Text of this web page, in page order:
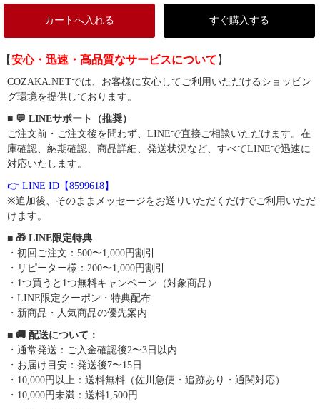
カートへ入れる すぐ購入する
【安心・迅速・高品質なサービスについて 】
COZAKA.NETでは、お客様に安心してご利用いただけるショッピン
グ環境を提供しております。
■ 💬 LINEサポート（推奨）
ご注文前・ご注文後を問わず、LINEで直接ご相談いただけます。在
庫確認、納期確認、商品詳細、発送状況など、すべてLINEで迅速に
対応いたします。
👉 LINE ID【8599618】
※追加後、そのままメッセージをお送りいただくだけでご利用いただ
けます。
■ 🎁 LINE限定特典
・初回ご注文：500〜1,000円割引
・リピーター様：200〜1,000円割引
・1つ買うと1つ無料キャンペーン（対象商品）
・LINE限定クーポン・特典配布
・新商品・人気商品の優先案内
■ 🚚 配送について：
・通常発送：ご入金確認後2〜3日以内
・お届け目安：発送後7〜15日
・10,000円以上：送料無料（佐川急便・追跡あり・通関対応）
・10,000円未満：送料1,500円